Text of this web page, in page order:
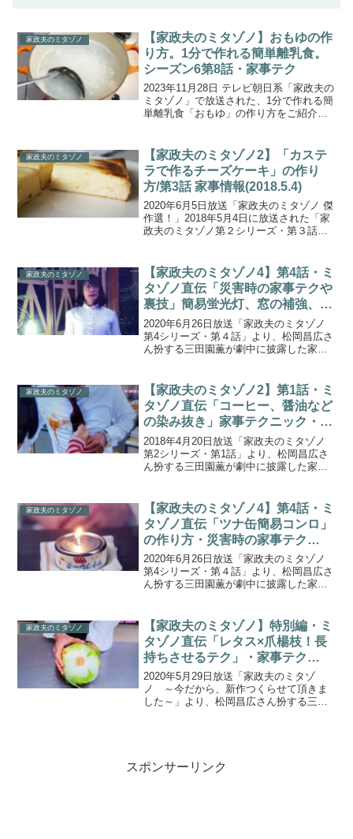
家政夫のミタゾノ
【家政夫のミタゾノ】おもゆの作
り方。1分で作れる簡単離乳食。
シーズン6第8話・家事テク
2023年11月28日 テレビ朝日系「家政夫の
ミタゾノ」で放送された、1分で作れる簡
単離乳食「おもゆ」の作り方をご紹介し
情を覗き見し、そこに巣食う“根強い汚
れ”までもス...
家政夫のミタゾノ
【家政夫のミタゾノ2】「カステ
ラで作るチーズケーキ」の作り
方/第3話 家事情報(2018.5.4)
2020年6月5日放送「家政夫のミタゾノ 傑
作選！」2018年5月4日に放送された「家
政夫のミタゾノ第２シリーズ・第３話」
テラで作る即席チーズケーキ」の作り方
をご紹介し...
家政夫のミタゾノ
【家政夫のミタゾノ4】第4話・ミ
タゾノ直伝「災害時の家事テクや
裏技」簡易蛍光灯、窓の補強、非
常食(2020.6.26)
2020年6月26日放送「家政夫のミタゾノ
第4シリーズ・第４話」より、松岡昌広さ
ん扮する三田園薫が劇中に披露した家政
と薄めた牛乳を使った簡易懐中電灯（蛍
光灯の代わり）...
家政夫のミタゾノ
【家政夫のミタゾノ2】第1話・ミ
タゾノ直伝「コーヒー、醤油など
の染み抜き」家事テクニック・や
り方(2018.4.20)
2018年4月20日放送「家政夫のミタゾノ
第2シリーズ・第1話」より、松岡昌広さ
ん扮する三田園薫が劇中に披露した家政
紹介します。【家政夫のミタゾノ】第1
話・ミタゾノ直伝...
家政夫のミタゾノ
【家政夫のミタゾノ4】第4話・ミ
タゾノ直伝「ツナ缶簡易コンロ」
の作り方・災害時の家事テク
(2020.6.26)
2020年6月26日放送「家政夫のミタゾノ
第4シリーズ・第４話」より、松岡昌広さ
ん扮する三田園薫が劇中に披露した家政
紹介します。家政夫のミタゾノ【第４シ
リーズ・第４話...
家政夫のミタゾノ
【家政夫のミタゾノ】特別編・ミ
タゾノ直伝「レタス×爪楊枝！長
持ちさせるテク」・家事テク
(2020.5.29)
2020年5月29日放送「家政夫のミタゾ
ノ ～今だから、新作つくらせて頂きま
した～」より、松岡昌広さん扮する三田
スポンサーリンク